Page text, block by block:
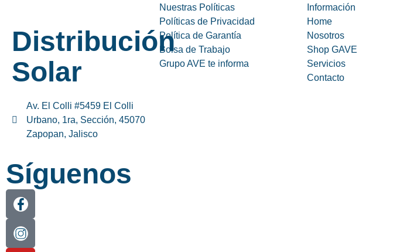
Distribución
Solar
Av. El Colli #5459 El Colli
Urbano, 1ra, Sección, 45070
Zapopan, Jalisco
Nuestras Políticas
Políticas de Privacidad
Política de Garantía
Bolsa de Trabajo
Grupo AVE te informa
Información
Home
Nosotros
Shop GAVE
Servicios
Contacto
Síguenos